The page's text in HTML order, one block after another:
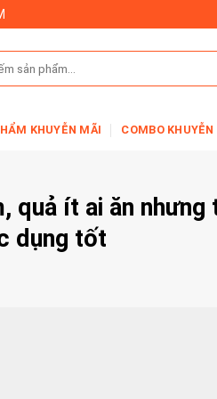
KHUYỄN MÃI COMBO KHUYỄN
quả ít ai ăn
dụng tốt